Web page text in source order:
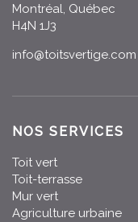
Montréal, Québec
H4N 1J3
info@toitsvertige.com
NOS SERVICES
Toit vert
Toit-terrasse
Mur vert
Agriculture urbaine